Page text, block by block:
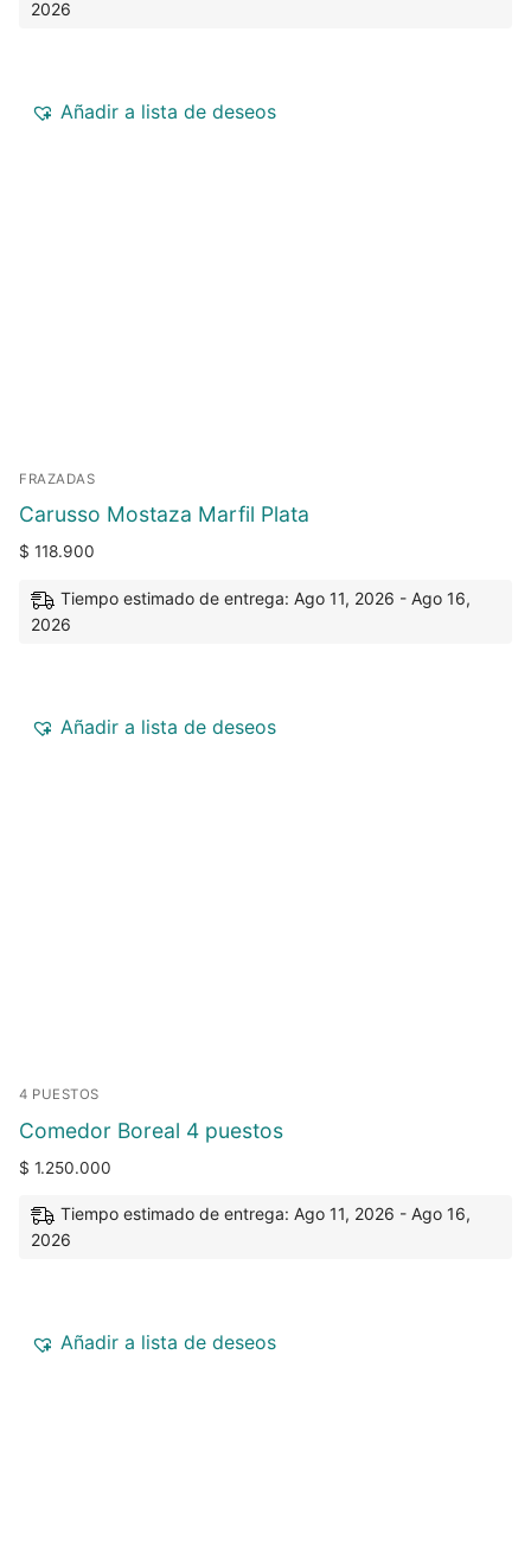
2026
Añadir a lista de deseos
FRAZADAS
Carusso Mostaza Marfil Plata
$ 118.900
Tiempo estimado de entrega: Ago 11, 2026 - Ago 16,
2026
Añadir a lista de deseos
4 PUESTOS
Comedor Boreal 4 puestos
$ 1.250.000
Tiempo estimado de entrega: Ago 11, 2026 - Ago 16,
2026
Añadir a lista de deseos